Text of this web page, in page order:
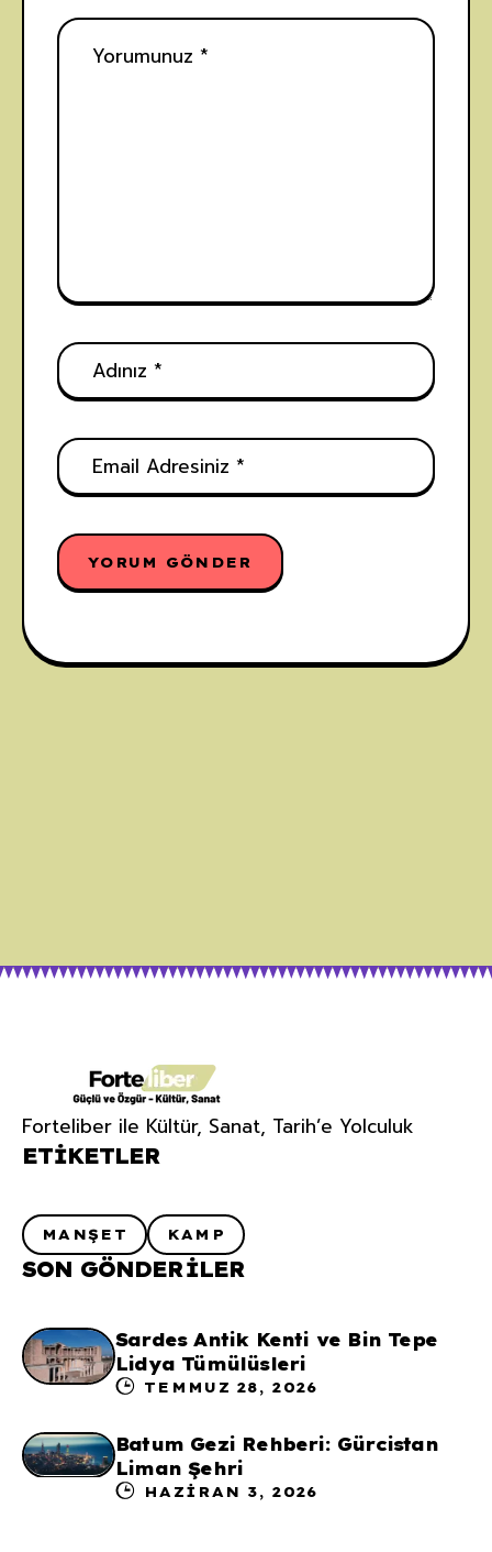
Forteliber ile Kültür, Sanat, Tarih’e Yolculuk
ETIKETLER
MANŞET KAMP
SON GÖNDERILER
Sardes Antik Kenti ve Bin Tepe
Lidya Tümülüsleri
TEMMUZ 28, 2026
Batum Gezi Rehberi: Gürcistan
Liman Şehri
HAZIRAN 3, 2026